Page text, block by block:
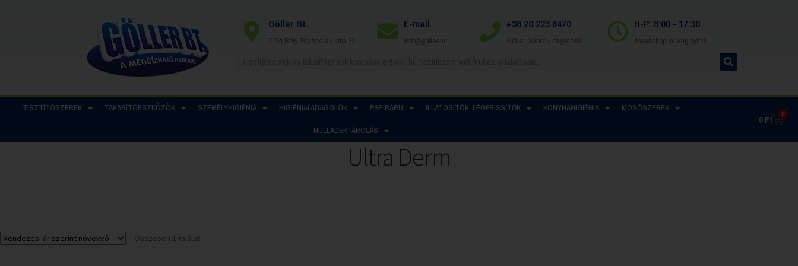
Göller Bt.
7754 Bóly, Fáy András utca 22.
E-mail
info@goller.hu
+36 20 223 8470
Göller Gábor - cégvezető
H-P: 8:00 - 17:30
A webshop mindig nyitva
TISZTÍTÓSZEREK TAKARÍTÓESZKÖZÖK SZEMÉLYHIGIÉNIA HIGIÉNIAI ADAGOLÓK PAPÍRÁRU ILLATOSÍTÓK, LÉGFRISSÍTŐK KONYHAHIGIÉNIA MOSÓSZEREK
HULLADÉKTÁROLÁS
0Ft 0
Ultra Derm
Összesen 1 találat